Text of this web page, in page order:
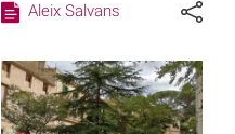
Aleix Salvans